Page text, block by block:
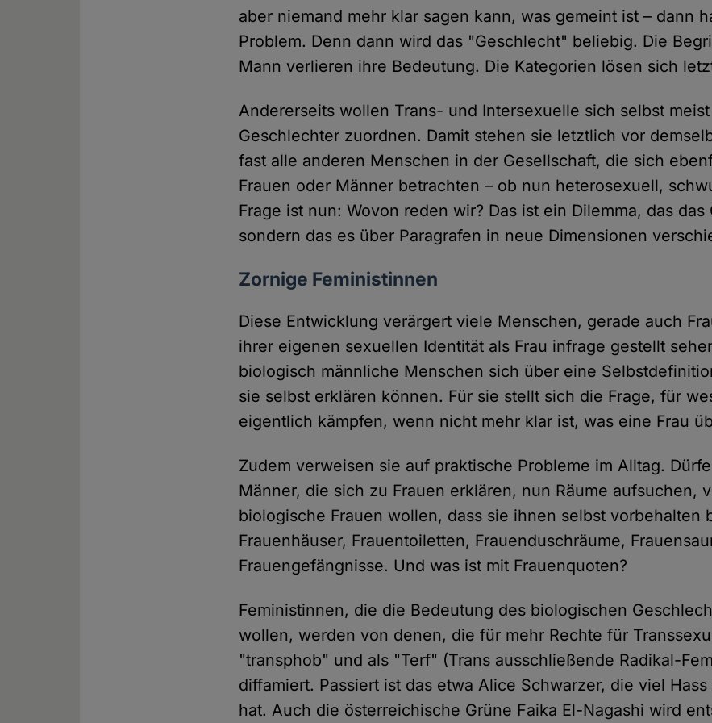
aber niemand mehr klar sagen kann, was gemeint ist – dann
Problem. Denn dann wird das "Geschlecht" beliebig. Die
Mann verlieren ihre Bedeutung. Die Kategorien lösen sich
Andererseits wollen Trans- und Intersexuelle sich selbst
Geschlechter zuordnen. Damit stehen sie letztlich vor
fast alle anderen Menschen in der Gesellschaft, die sich
Frauen oder Männer betrachten – ob nun heterosexuell,
Frage ist nun: Wovon reden wir? Das ist ein Dilemma, das
sondern das es über Paragrafen in neue Dimensionen
Zornige Feministinnen
Diese Entwicklung verärgert viele Menschen, gerade auch
ihrer eigenen sexuellen Identität als Frau infrage gestellt
biologisch männliche Menschen sich über eine
sie selbst erklären können. Für sie stellt sich die Frage, für
eigentlich kämpfen, wenn nicht mehr klar ist, was eine Frau
Zudem verweisen sie auf praktische Probleme im Alltag.
Männer, die sich zu Frauen erklären, nun Räume aufsuchen,
biologische Frauen wollen, dass sie ihnen selbst vorbehalten
Frauenhäuser, Frauentoiletten, Frauenduschräume,
Frauengefängnisse. Und was ist mit Frauenquoten?
Feministinnen, die die Bedeutung des biologischen
wollen, werden von denen, die für mehr Rechte für
"transphob" und als "Terf" (Trans ausschließende Radikal-
diffamiert. Passiert ist das etwa Alice Schwarzer, die viel
hat. Auch die österreichische Grüne Faika El-Nagashi wird